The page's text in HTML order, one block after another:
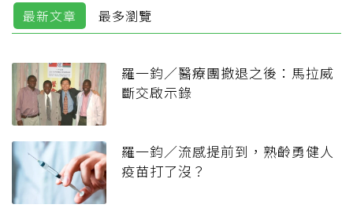
《心之谷：羅一鈞醫生給愛滋感染者和感染者親友的
溫暖叮嚀》
最新文章 最多瀏覽
羅一鈞／醫療團撤退之後：馬拉威
斷交啟示錄
羅一鈞／流感提前到，熟齡勇健人
疫苗打了沒？